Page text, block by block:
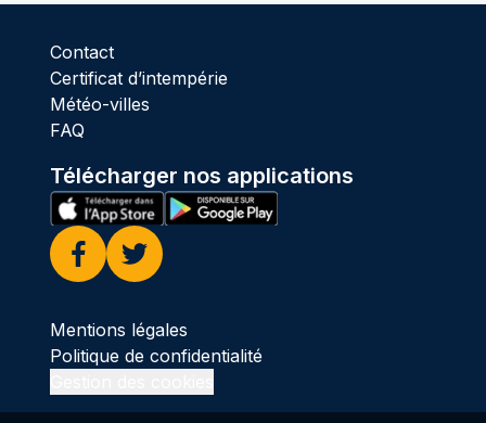
Contact
Certificat d’intempérie
Météo-villes
FAQ
Télécharger nos applications
Facebook
Twitter
Mentions légales
Politique de confidentialité